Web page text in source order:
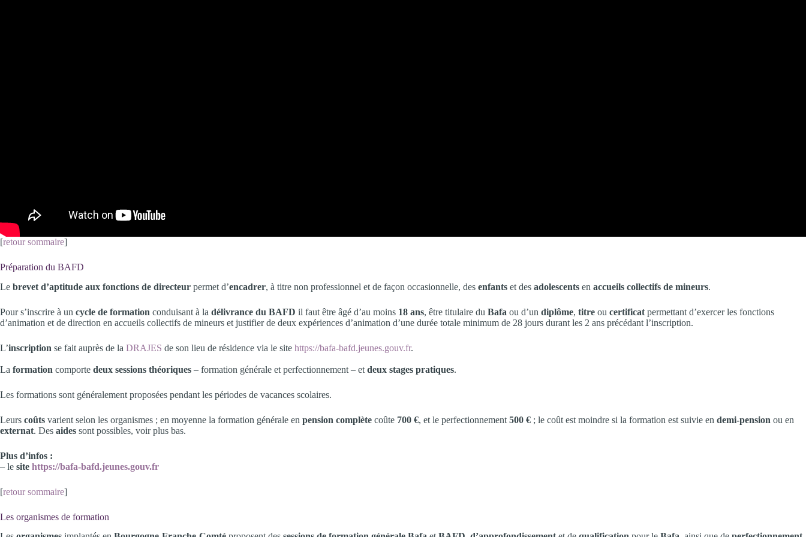
[retour sommaire]
Préparation du BAFD
Le brevet d’aptitude aux fonctions de directeur permet d’encadrer, à titre non professionnel et de façon occasionnelle, des enfants et des adolescents en accueils collectifs de mineurs.
Pour s’inscrire à un cycle de formation conduisant à la délivrance du BAFD il faut être âgé d’au moins 18 ans, être titulaire du Bafa ou d’un diplôme, titre ou certificat permettant d’exercer les fonctions
d’animation et de direction en accueils collectifs de mineurs et justifier de deux expériences d’animation d’une durée totale minimum de 28 jours durant les 2 ans précédant l’inscription.
L’inscription se fait auprès de la DRAJES de son lieu de résidence via le site https://bafa-bafd.jeunes.gouv.fr.
La formation comporte deux sessions théoriques – formation générale et perfectionnement – et deux stages pratiques.
Les formations sont généralement proposées pendant les périodes de vacances scolaires.
Leurs coûts varient selon les organismes ; en moyenne la formation générale en pension complète coûte 700 €, et le perfectionnement 500 € ; le coût est moindre si la formation est suivie en demi-pension ou en
externat. Des aides sont possibles, voir plus bas.
Plus d’infos :
– le site https://bafa-bafd.jeunes.gouv.fr
[retour sommaire]
Les organismes de formation